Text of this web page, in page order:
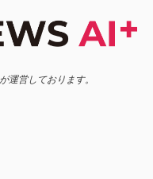
が運営しております。